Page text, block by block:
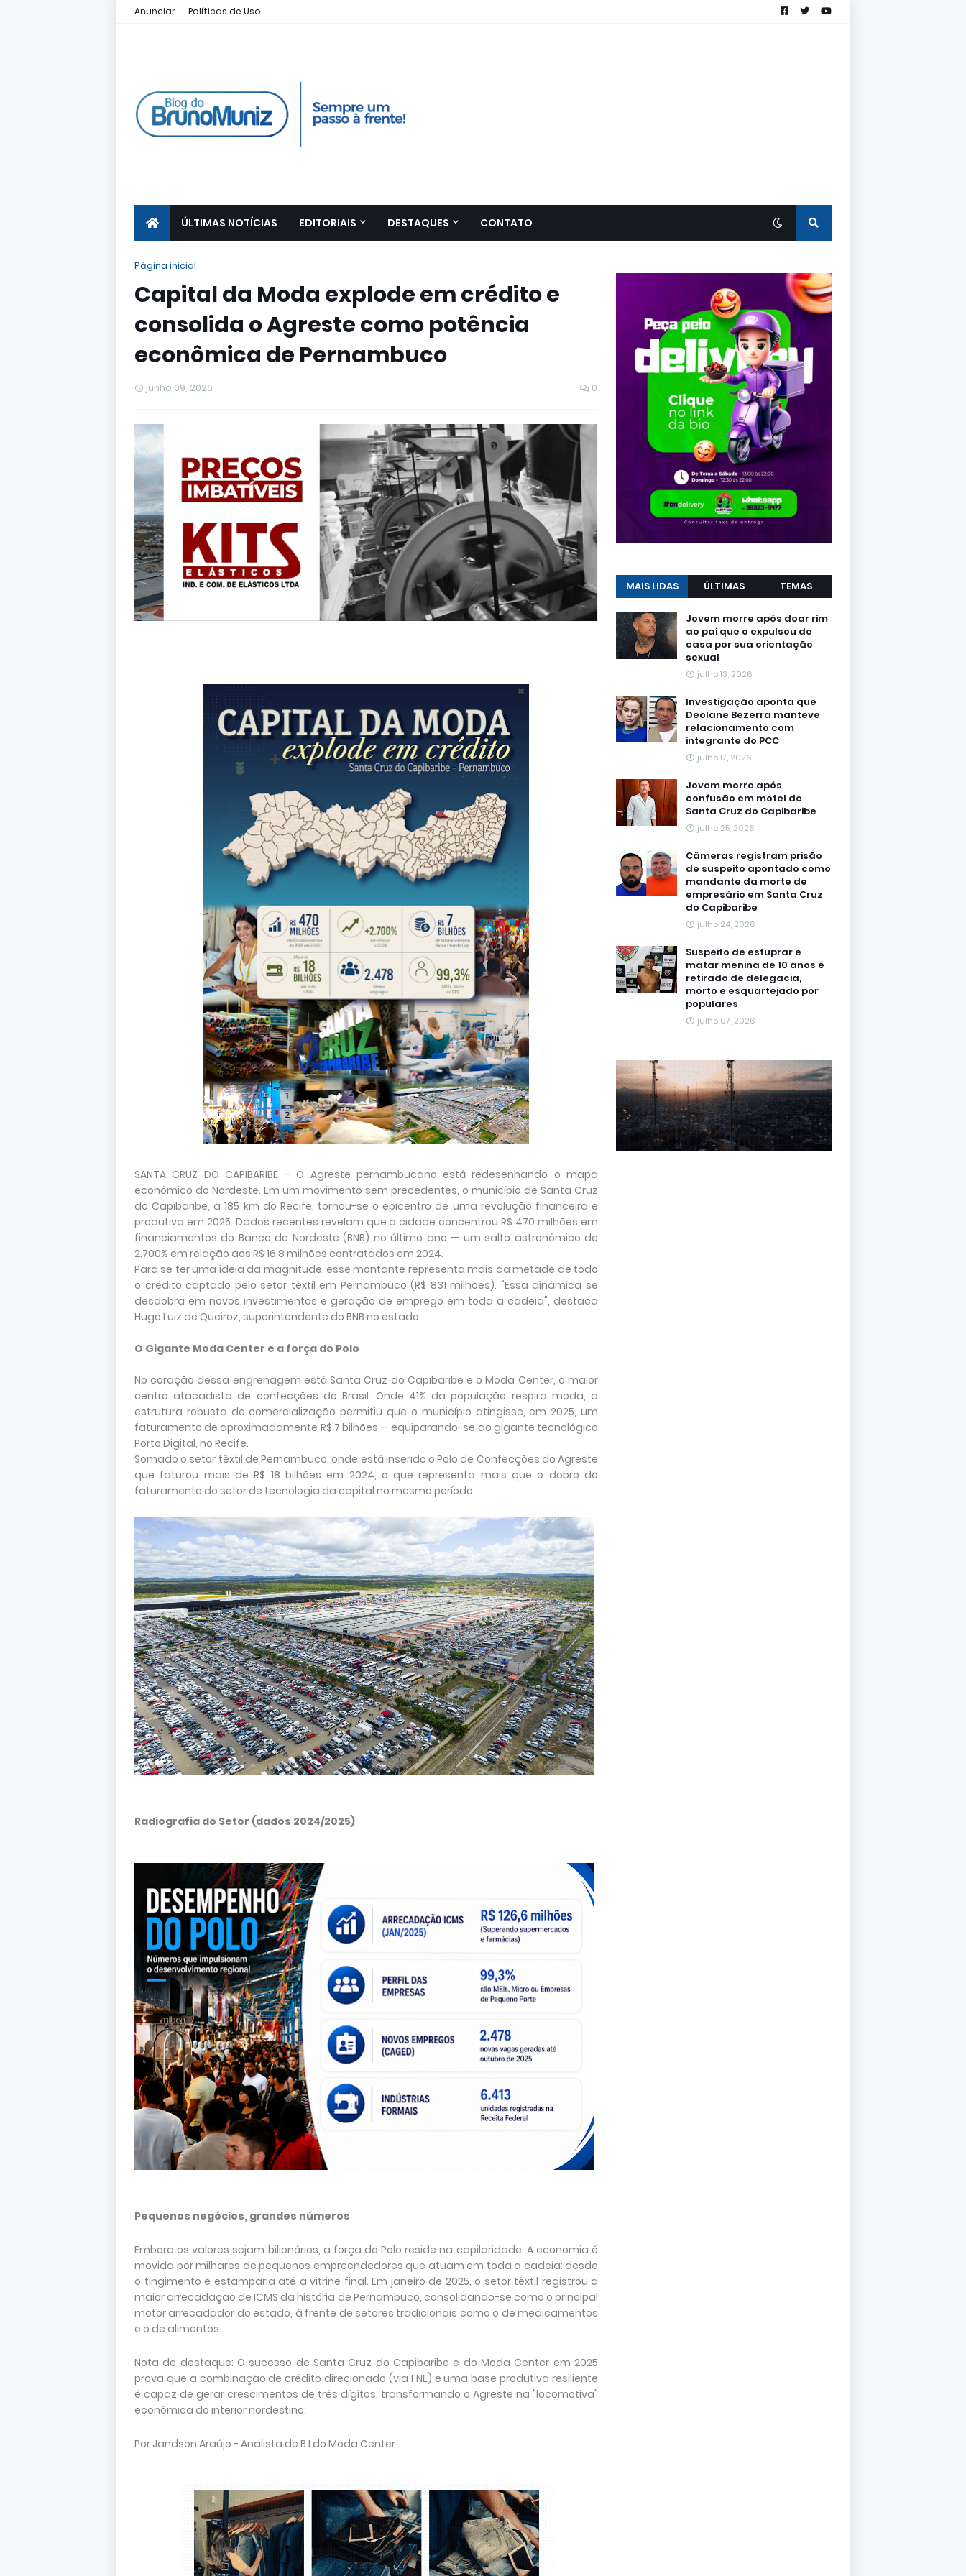
Anunciar Políticas de Uso
ÚLTIMAS NOTÍCIAS EDITORIAIS DESTAQUES CONTATO
Página inicial
Capital da Moda explode em crédito e
consolida o Agreste como potência
econômica de Pernambuco
junho 09, 2026 0
SANTA CRUZ DO CAPIBARIBE – O Agreste pernambucano está redesenhando o mapa
econômico do Nordeste. Em um movimento sem precedentes, o município de Santa Cruz
do Capibaribe, a 185 km do Recife, tornou-se o epicentro de uma revolução financeira e
produtiva em 2025. Dados recentes revelam que a cidade concentrou R$ 470 milhões em
financiamentos do Banco do Nordeste (BNB) no último ano — um salto astronômico de
2.700% em relação aos R$ 16,8 milhões contratados em 2024.
Para se ter uma ideia da magnitude, esse montante representa mais da metade de todo
o crédito captado pelo setor têxtil em Pernambuco (R$ 831 milhões). "Essa dinâmica se
desdobra em novos investimentos e geração de emprego em toda a cadeia", destaca
Hugo Luiz de Queiroz, superintendente do BNB no estado.
O Gigante Moda Center e a força do Polo
No coração dessa engrenagem está Santa Cruz do Capibaribe e o Moda Center, o maior
centro atacadista de confecções do Brasil. Onde 41% da população respira moda, a
estrutura robusta de comercialização permitiu que o município atingisse, em 2025, um
faturamento de aproximadamente R$ 7 bilhões — equiparando-se ao gigante tecnológico
Porto Digital, no Recife.
Somado o setor têxtil de Pernambuco, onde está inserido o Polo de Confecções do Agreste
que faturou mais de R$ 18 bilhões em 2024, o que representa mais que o dobro do
faturamento do setor de tecnologia da capital no mesmo período.
Radiografia do Setor (dados 2024/2025)
Pequenos negócios, grandes números
Embora os valores sejam bilionários, a força do Polo reside na capilaridade. A economia é
movida por milhares de pequenos empreendedores que atuam em toda a cadeia: desde
o tingimento e estamparia até a vitrine final. Em janeiro de 2025, o setor têxtil registrou a
maior arrecadação de ICMS da história de Pernambuco, consolidando-se como o principal
motor arrecadador do estado, à frente de setores tradicionais como o de medicamentos
e o de alimentos.
Nota de destaque: O sucesso de Santa Cruz do Capibaribe e do Moda Center em 2025
prova que a combinação de crédito direcionado (via FNE) e uma base produtiva resiliente
é capaz de gerar crescimentos de três dígitos, transformando o Agreste na "locomotiva"
econômica do interior nordestino.
Por Jandson Araújo - Analista de B.I do Moda Center
MAIS LIDAS ÚLTIMAS TEMAS
Jovem morre após doar rim
ao pai que o expulsou de
casa por sua orientação
sexual
julho 13, 2026
Investigação aponta que
Deolane Bezerra manteve
relacionamento com
integrante do PCC
julho 17, 2026
Jovem morre após
confusão em motel de
Santa Cruz do Capibaribe
julho 25, 2026
Câmeras registram prisão
de suspeito apontado como
mandante da morte de
empresário em Santa Cruz
do Capibaribe
julho 24, 2026
Suspeito de estuprar e
matar menina de 10 anos é
retirado de delegacia,
morto e esquartejado por
populares
julho 07, 2026